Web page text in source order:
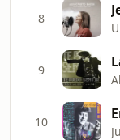
8
9
10